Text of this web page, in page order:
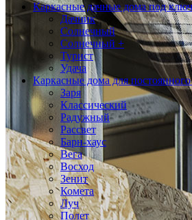
Каркасные дачные дома под
Дачник
Солнечный
Солнечный +
Турист
Удача
Каркасные дома для
Заря
Классический
Радужный
Рассвет
Барн-хаус
Вега
Восход
Зенит
Комета
Луч
Полет